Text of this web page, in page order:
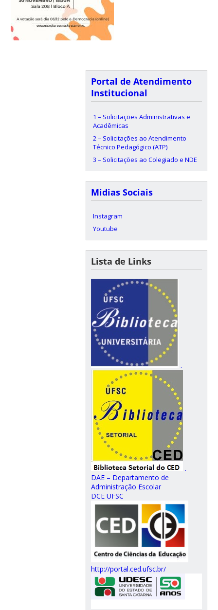
Portal de Atendimento
Institucional
1 – Solicitações Administrativas e
Acadêmicas
2 – Solicitações ao Atendimento
Técnico Pedagógico (ATP)
3 – Solicitações ao Colegiado e NDE
Midias Sociais
Instagram
Youtube
Lista de Links
.
.
DAE – Departamento de
Administração Escolar
DCE UFSC
http://portal.ced.ufsc.br/